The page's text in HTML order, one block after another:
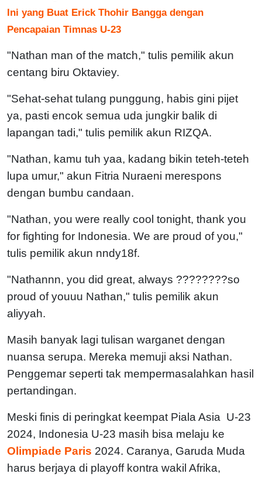
Ini yang Buat Erick Thohir Bangga dengan
Pencapaian Timnas U-23
"Nathan man of the match," tulis pemilik akun
centang biru Oktaviey.
"Sehat-sehat tulang punggung, habis gini pijet
ya, pasti encok semua uda jungkir balik di
lapangan tadi," tulis pemilik akun RIZQA.
"Nathan, kamu tuh yaa, kadang bikin teteh-teteh
lupa umur," akun Fitria Nuraeni merespons
dengan bumbu candaan.
"Nathan, you were really cool tonight, thank you
for fighting for Indonesia. We are proud of you,"
tulis pemilik akun nndy18f.
"Nathannn, you did great, always ????????so
proud of youuu Nathan," tulis pemilik akun
aliyyah.
Masih banyak lagi tulisan warganet dengan
nuansa serupa. Mereka memuji aksi Nathan.
Penggemar seperti tak mempermasalahkan hasil
pertandingan.
Meski finis di peringkat keempat Piala Asia U-23
2024, Indonesia U-23 masih bisa melaju ke
Olimpiade Paris 2024. Caranya, Garuda Muda
harus berjaya di playoff kontra wakil Afrika,